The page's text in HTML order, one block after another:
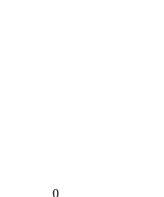
0